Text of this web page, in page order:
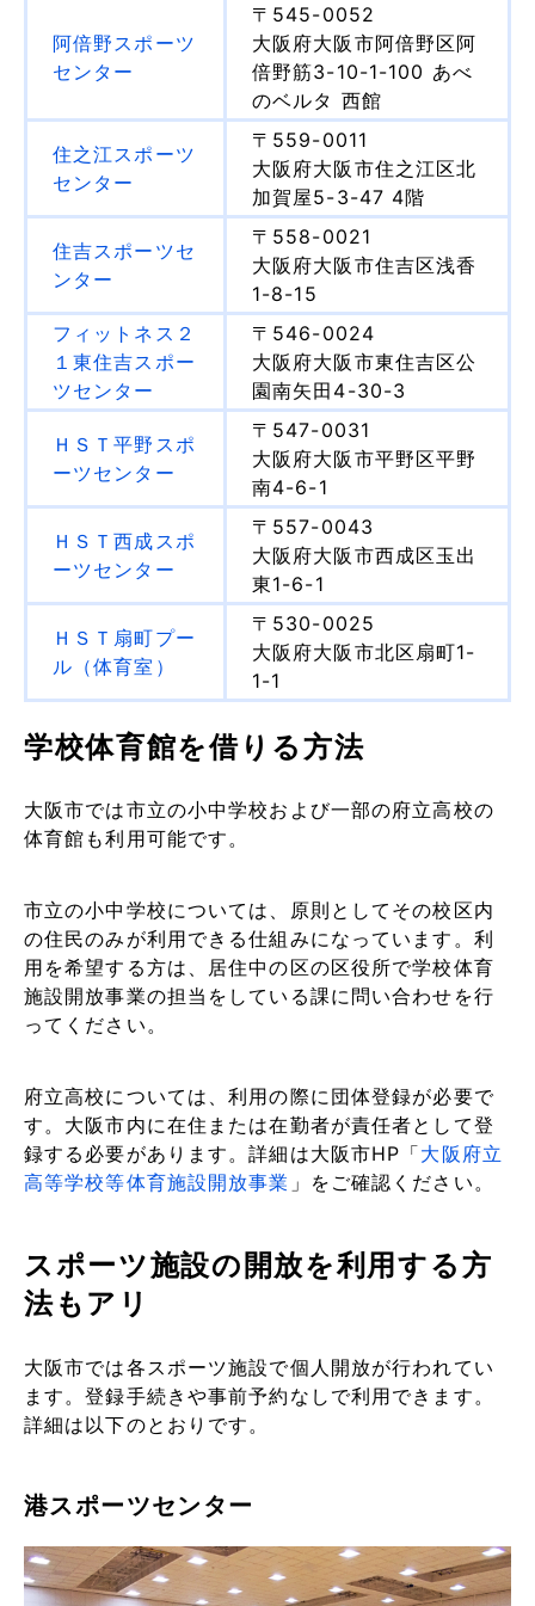
阿倍野スポーツ
センター
〒545-0052
大阪府大阪市阿倍野区阿
倍野筋3-10-1-100 あべ
のベルタ 西館
住之江スポーツ
センター
〒559-0011
大阪府大阪市住之江区北
加賀屋5-3-47 4階
住吉スポーツセ
ンター
〒558-0021
大阪府大阪市住吉区浅香
1-8-15
フィットネス２
１東住吉スポー
ツセンター
〒546-0024
大阪府大阪市東住吉区公
園南矢田4-30-3
ＨＳＴ平野スポ
ーツセンター
〒547-0031
大阪府大阪市平野区平野
南4-6-1
ＨＳＴ西成スポ
ーツセンター
〒557-0043
大阪府大阪市西成区玉出
東1-6-1
ＨＳＴ扇町プー
ル（体育室）
〒530-0025
大阪府大阪市北区扇町1-
1-1
学校体育館を借りる方法
大阪市では市立の小中学校および一部の府立高校の
体育館も利用可能です。
市立の小中学校については、原則としてその校区内
の住民のみが利用できる仕組みになっています。利
用を希望する方は、居住中の区の区役所で学校体育
施設開放事業の担当をしている課に問い合わせを行
ってください。
府立高校については、利用の際に団体登録が必要で
す。大阪市内に在住または在勤者が責任者として登
録する必要があります。詳細は大阪市HP「大阪府立
高等学校等体育施設開放事業 」をご確認ください。
スポーツ施設の開放を利用する方
法もアリ
大阪市では各スポーツ施設で個人開放が行われてい
ます。登録手続きや事前予約なしで利用できます。
詳細は以下のとおりです。
港スポーツセンター